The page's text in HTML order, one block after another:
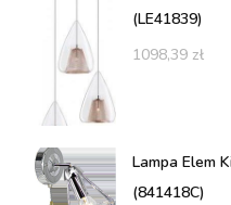
(LE41839)
1098,39 zł
Lampa Elem
(841418C)